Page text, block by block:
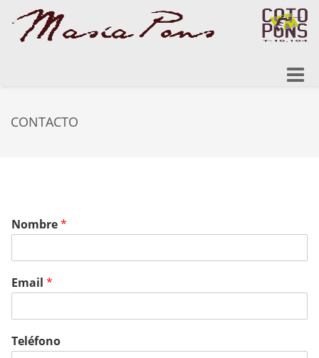
Toggle
CONTACTO
Nombre*
Email *
Teléfono